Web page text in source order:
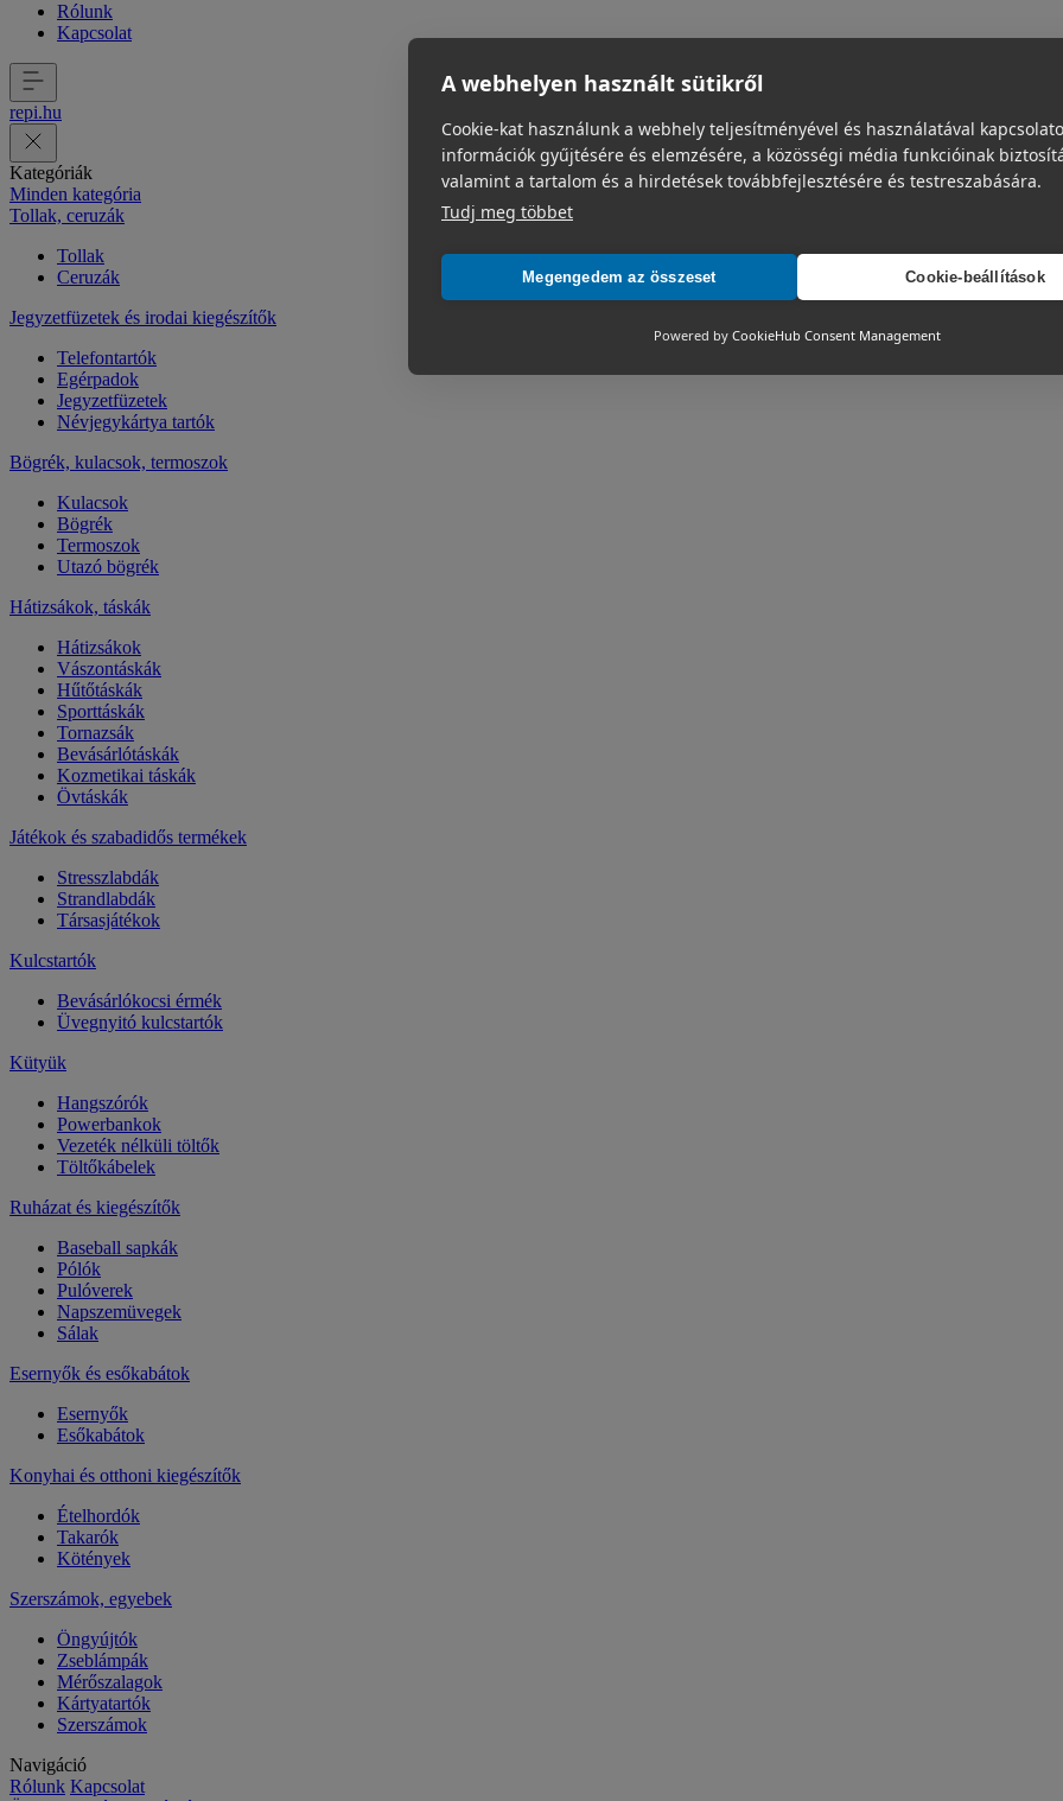
A webhelyen használt sütikről
Cookie-kat használunk a webhely teljesítményével és használatával
információk gyűjtésére és elemzésére, a közösségi média funkcióinak
valamint a tartalom és a hirdetések továbbfejlesztésére és testreszabására.
Tudj meg többet
Megengedem az összeset Cookie-beállítások
Powered by CookieHub Consent Management
Rólunk
Kapcsolat
repi.hu
Kategóriák
Minden kategória
Tollak, ceruzák
Tollak
Ceruzák
Jegyzetfüzetek és irodai kiegészítők
Telefontartók
Egérpadok
Jegyzetfüzetek
Névjegykártya tartók
Bögrék, kulacsok, termoszok
Kulacsok
Bögrék
Termoszok
Utazó bögrék
Hátizsákok, táskák
Hátizsákok
Vászontáskák
Hűtőtáskák
Sporttáskák
Tornazsák
Bevásárlótáskák
Kozmetikai táskák
Övtáskák
Játékok és szabadidős termékek
Stresszlabdák
Strandlabdák
Társasjátékok
Kulcstartók
Bevásárlókocsi érmék
Üvegnyitó kulcstartók
Kütyük
Hangszórók
Powerbankok
Vezeték nélküli töltők
Töltőkábelek
Ruházat és kiegészítők
Baseball sapkák
Pólók
Pulóverek
Napszemüvegek
Sálak
Esernyők és esőkabátok
Esernyők
Esőkabátok
Konyhai és otthoni kiegészítők
Ételhordók
Takarók
Kötények
Szerszámok, egyebek
Öngyújtók
Zseblámpák
Mérőszalagok
Kártyatartók
Szerszámok
Navigáció
Rólunk Kapcsolat